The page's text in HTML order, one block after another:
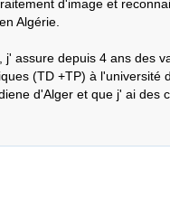
d'image et
Algérie.
j' assure depuis 4 ans des
(TD +TP) à l'université
d'Alger et que j' ai des